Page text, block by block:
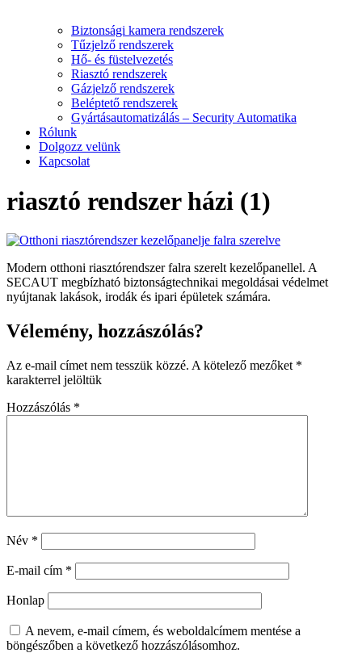
Biztonsági kamera rendszerek
Tűzjelző rendszerek
Hő- és füstelvezetés
Riasztó rendszerek
Gázjelző rendszerek
Beléptető rendszerek
Gyártásautomatizálás – Security Automatika
Rólunk
Dolgozz velünk
Kapcsolat
riasztó rendszer házi (1)
Modern otthoni riasztórendszer falra szerelt kezelőpanellel. A
SECAUT megbízható biztonságtechnikai megoldásai védelmet
nyújtanak lakások, irodák és ipari épületek számára.
Vélemény, hozzászólás?
Az e-mail címet nem tesszük közzé. A kötelező mezőket *
karakterrel jelöltük
Hozzászólás *
Név *
E-mail cím *
Honlap
A nevem, e-mail címem, és weboldalcímem mentése a
böngészőben a következő hozzászólásomhoz.